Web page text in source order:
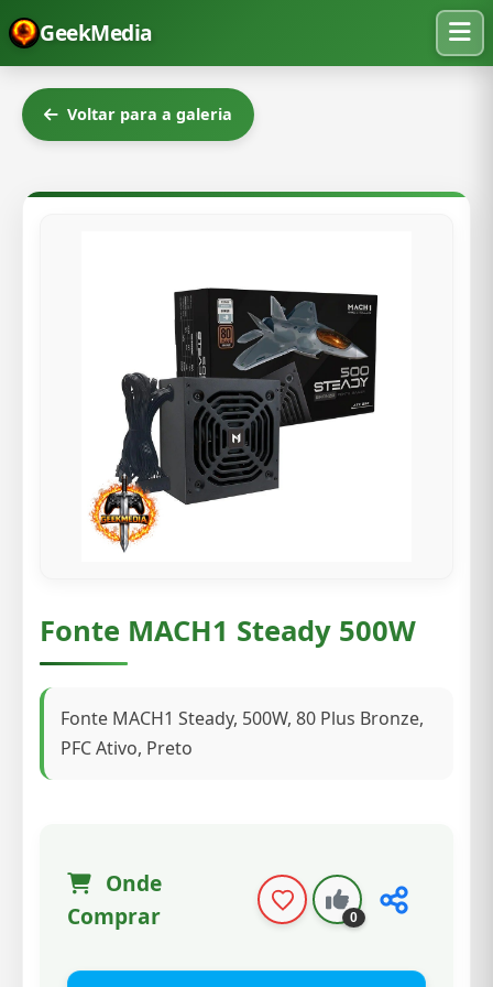
GeekMedia
Voltar para a galeria
Fonte MACH1 Steady 500W
Fonte MACH1 Steady, 500W, 80 Plus Bronze,
PFC Ativo, Preto
Onde
Comprar
0